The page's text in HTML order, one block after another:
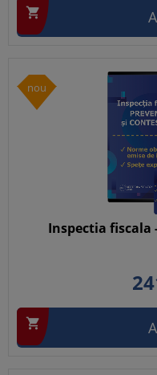

nou
Inspectia fiscala
